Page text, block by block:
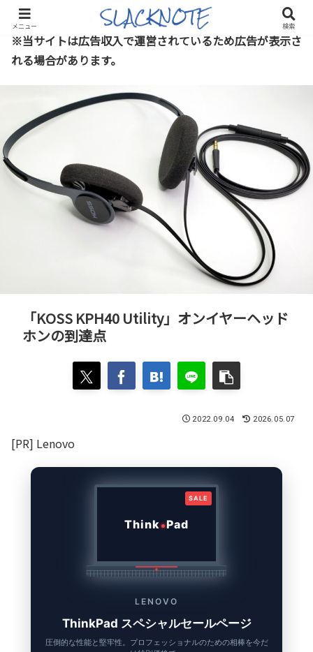
※当サイトは広告収入で運営されているため広告が表示さ
れる場合があります。
「KOSS KPH40 Utility」オンイヤーヘッド
ホンの到達点
2022.09.04 2026.05.07
[PR] Lenovo
Think Pad
SALE
LENOVO
ThinkPad スペシャルセールページ
圧倒的な性能と堅牢性。プロフェッショナルのための相棒を今だ
メニュー 検索